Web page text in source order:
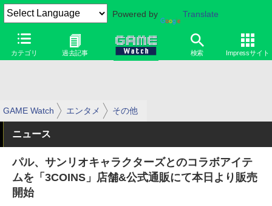
Powered by Translate
カテゴリ 過去記事 検索 Impressサイト
GAME Watch エンタメ その他
ニュース
パル、サンリオキャラクターズとのコラボアイテ
ムを「3COINS」店舗&公式通販にて本日より販売
開始